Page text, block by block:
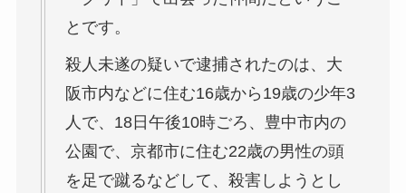
とです。
殺人未遂の疑いで逮捕されたのは、大
阪市内などに住む16歳から19歳の少年3
人で、18日午後10時ごろ、豊中市内の
公園で、京都市に住む22歳の男性の頭
を足で蹴るなどして、殺害しようとし